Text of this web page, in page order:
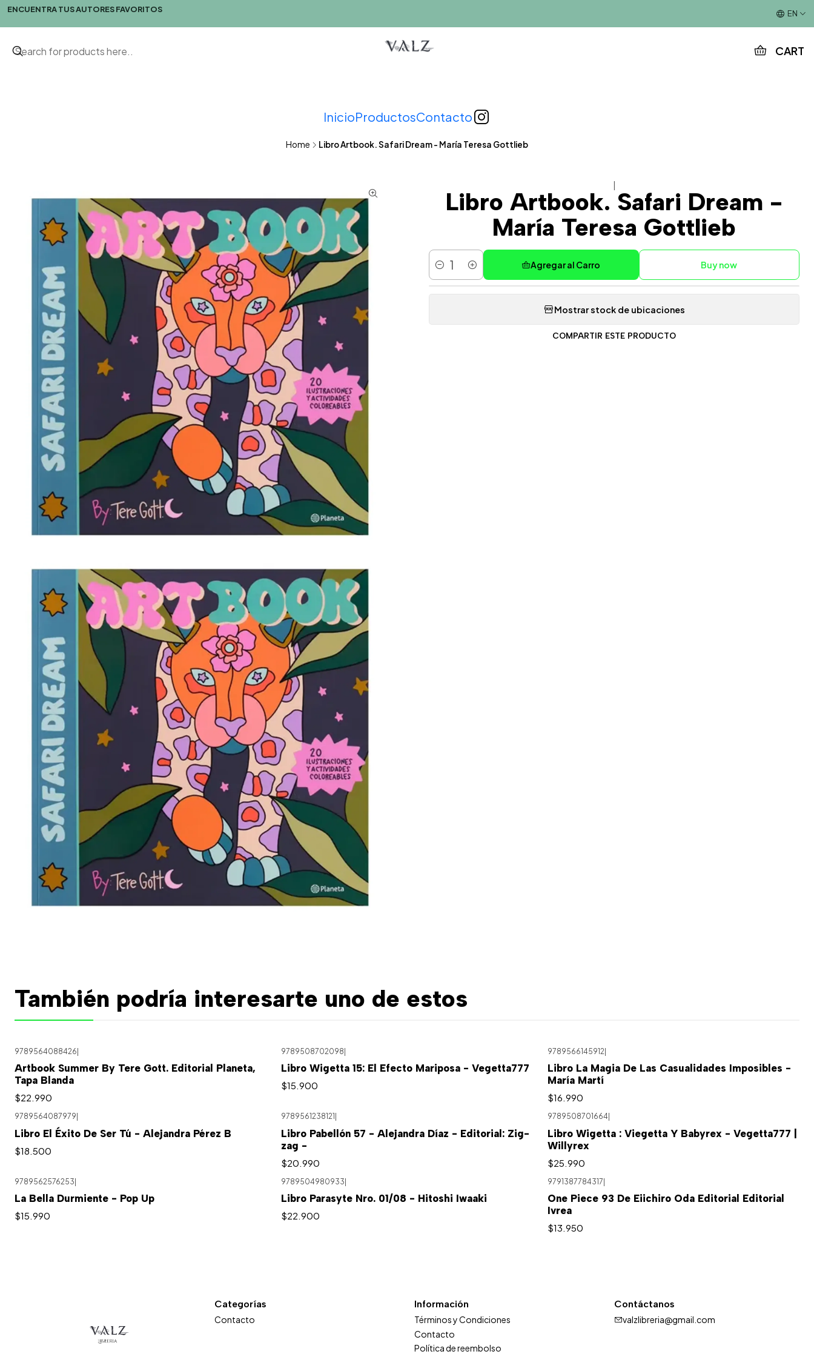
CART
InicioProductosContacto
ENCUENTRA TUS AUTORES FAVORITOS EN
Home Libro Artbook. Safari Dream - María Teresa Gottlieb
Libro Artbook. Safari Dream -
María Teresa Gottlieb
Cantidad
Agregar al Carro Buy now
Mostrar stock de ubicaciones
COMPARTIR ESTE PRODUCTO
También podría interesarte uno de estos
9789564088426
Artbook Summer By Tere Gott. Editorial Planeta,
Tapa Blanda
$22.990
9789508702098
Libro Wigetta 15: El Efecto Mariposa - Vegetta777
$15.900
9789566145912|
Libro La Magia De Las Casualidades Imposibles -
María Martí
$16.990
9789564087979
Libro El Éxito De Ser Tú - Alejandra Pérez B
$18.500
9789561238121
Libro Pabellón 57 - Alejandra Díaz - Editorial: Zig-
zag -
$20.990
9789508701664
Libro Wigetta : Viegetta Y Babyrex - Vegetta777 |
Willyrex
$25.990
9789562576253
La Bella Durmiente - Pop Up
$15.990
9789504980933
Libro Parasyte Nro. 01/08 - Hitoshi Iwaaki
$22.900
9791387784317
One Piece 93 De Eiichiro Oda Editorial Editorial
Ivrea
$13.950
Categorías
Contacto
Información
Términos y Condiciones
Contacto
Política de reembolso
Contáctanos
valzlibreria@gmail.com